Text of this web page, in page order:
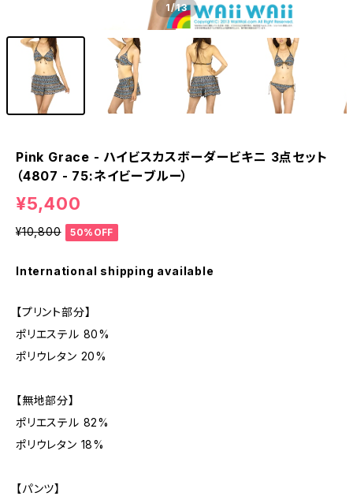
1/13
Pink Grace - ハイビスカスボーダービキニ 3点セット
（4807 - 75:ネイビーブルー）
¥5,400
¥10,800 50%OFF
International shipping available
【プリント部分】
ポリエステル 80%
ポリウレタン 20%
【無地部分】
ポリエステル 82%
ポリウレタン 18%
【パンツ】